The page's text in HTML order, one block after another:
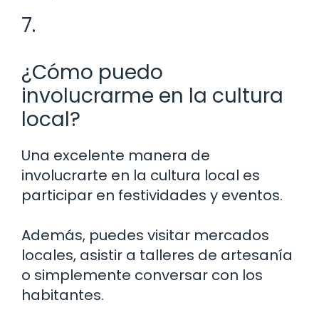
7.
¿Cómo puedo
involucrarme en la cultura
local?
Una excelente manera de
involucrarte en la cultura local es
participar en festividades y eventos.
Además, puedes visitar mercados
locales, asistir a talleres de artesanía
o simplemente conversar con los
habitantes.